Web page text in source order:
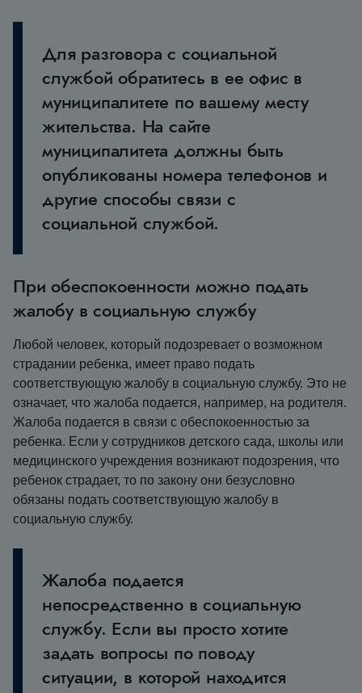
Для разговора с социальной
службой обратитесь в ее офис в
муниципалитете по вашему месту
жительства. На сайте
муниципалитета должны быть
опубликованы номера телефонов и
другие способы связи с
социальной службой.
При обеспокоенности можно подать
жалобу в социальную службу
Любой человек, который подозревает о возможном
страдании ребенка, имеет право подать
соответствующую жалобу в социальную службу. Это не
означает, что жалоба подается, например, на родителя.
Жалоба подается в связи с обеспокоенностью за
ребенка. Если у сотрудников детского сада, школы или
медицинского учреждения возникают подозрения, что
ребенок страдает, то по закону они безусловно
обязаны подать соответствующую жалобу в
социальную службу.
Жалоба подается
непосредственно в социальную
службу. Если вы просто хотите
задать вопросы по поводу
ситуации, в которой находится